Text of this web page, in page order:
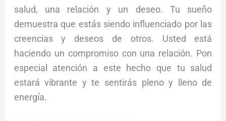
salud, una relación y un deseo. Tu sueño
demuestra que estás siendo influenciado por las
creencias y deseos de otros. Usted está
haciendo un compromiso con una relación. Pon
especial atención a este hecho que tu salud
estará vibrante y te sentirás pleno y lleno de
energía.